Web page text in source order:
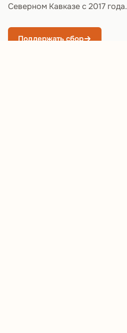
Северном Кавказе с 2017 года.
Поддержать сбор